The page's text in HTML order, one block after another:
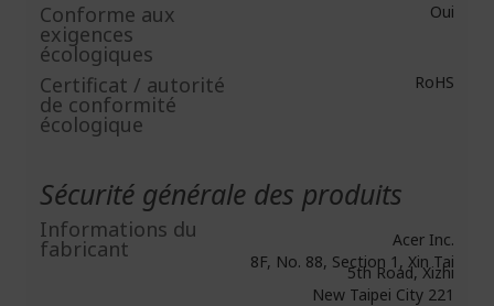
Conforme aux
exigences
écologiques
Oui
Certificat / autorité
de conformité
écologique
RoHS
Sécurité générale des produits
Informations du
fabricant
Acer Inc.
8F, No. 88, Section 1, Xin Tai
5th Road, Xizhi
New Taipei City 221